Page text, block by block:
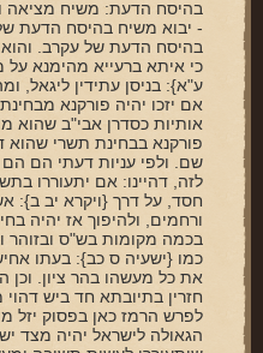
בהיסח הדעת: משיח מציאה
- יבוא משיח בהיסח הדעת
בהיסח הדעת של עקרב. והוא
כי איתא ברעייא מהימנא
ע"א}: בניסן עתידין ליגאל,
אם יזכו יהיה פורקנא
אותיות כסדרן אבי"ב שהוא
פורקנא בבחינת תשרי שהוא
שם. ולפי עניות דעתי הם
לזה, דהיינו: אם יתעוררו
חסד, על דרך {ויקרא יב ב}:
ורחמים, ולהיפוך אז יהיה
בכמה מקומות בש"ס ובזוהר
כמו {ישעיה ס כב}: בעתו
את כל מעשהו בהר ציון. וכן
חזרין בתיובתא חד ביש דהוי
לפרש הרמז כאן בפסוק יזל
הגאולה לישראל יהיה מצד